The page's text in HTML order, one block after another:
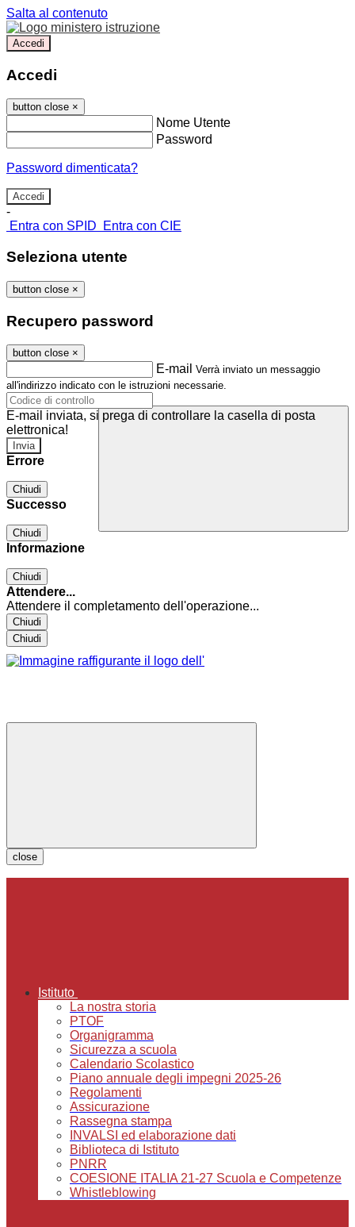
Salta al contenuto
Accedi
Accedi
button close ×
Nome Utente
Password
Password dimenticata?
-
Entra con SPID
Entra con CIE
Seleziona utente
button close ×
Recupero password
button close ×
E-mail Verrà inviato un messaggio
all'indirizzo indicato con le istruzioni necessarie.
E-mail inviata, si prega di controllare la casella di posta
elettronica!
Errore
Chiudi
Successo
Chiudi
Informazione
Chiudi
Attendere...
Attendere il completamento dell'operazione...
Chiudi
Chiudi
close
Istituto
La nostra storia
PTOF
Organigramma
Sicurezza a scuola
Calendario Scolastico
Piano annuale degli impegni 2025-26
Regolamenti
Assicurazione
Rassegna stampa
INVALSI ed elaborazione dati
Biblioteca di Istituto
PNRR
COESIONE ITALIA 21-27 Scuola e Competenze
Whistleblowing